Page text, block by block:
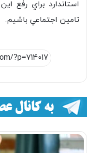
استاندارد براي رفع
تامين اجتماعي باشيم.